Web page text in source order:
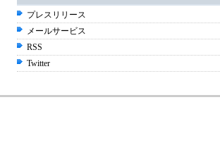
プレスリリース
メールサービス
RSS
Twitter